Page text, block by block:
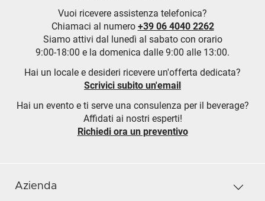
Vuoi ricevere assistenza telefonica?
Chiamaci al numero +39 06 4040 2262
Siamo attivi dal lunedì al sabato con orario
9:00-18:00 e la domenica dalle 9:00 alle 13:00.
Hai un locale e desideri ricevere un'offerta dedicata?
Scrivici subito un'email
Hai un evento e ti serve una consulenza per il beverage?
Affidati ai nostri esperti!
Richiedi ora un preventivo
Azienda